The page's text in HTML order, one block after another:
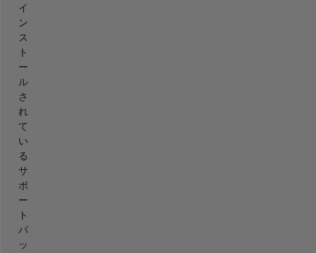
イ
ン
ス
ト
ー
ル
さ
れ
て
い
る
サ
ポ
ー
ト
パ
ッ